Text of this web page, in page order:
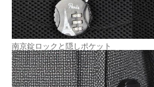
南京錠ロックと隠しポケット